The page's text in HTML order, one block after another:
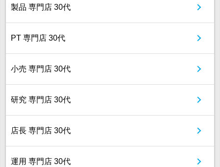
製品 専門店 30代
PT 専門店 30代
小売 専門店 30代
研究 専門店 30代
店長 専門店 30代
運用 専門店 30代